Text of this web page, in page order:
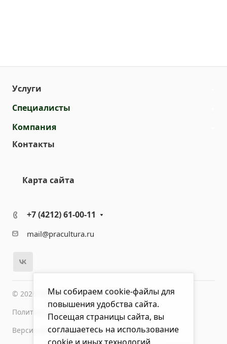
Услуги
Специалисты
Компания
Контакты
Карта сайта
+7 (4212) 61-00-11
mail@pracultura.ru
© 2026 ООО "Хороший Доктор"
Политика конфиденциальности
Версия для слабовидящих
Мы собираем cookie-файлы для
повышения удобства сайта.
Посещая страницы сайта, вы
соглашаетесь на использование